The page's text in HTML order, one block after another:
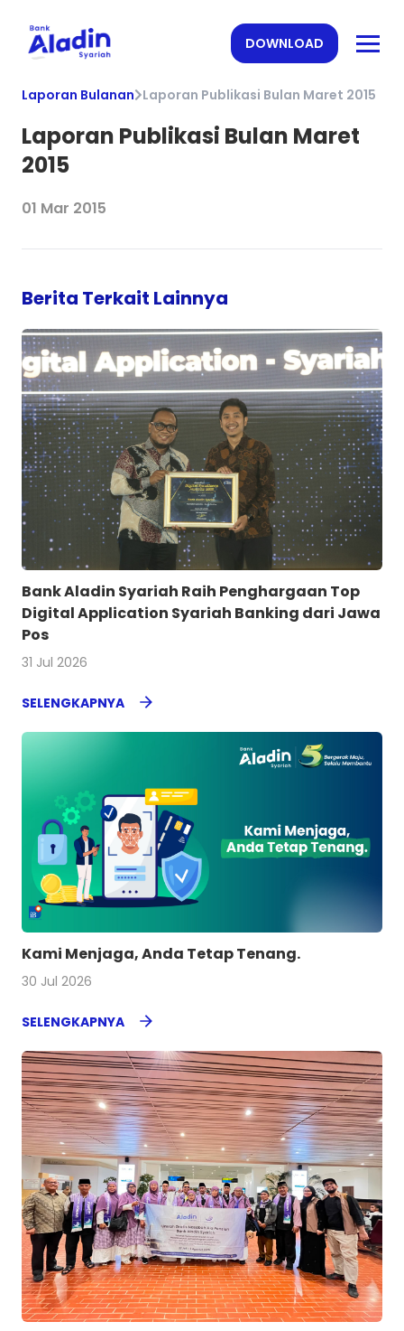
DOWNLOAD
Laporan Bulanan Laporan Publikasi Bulan Maret 2015
Laporan Publikasi Bulan Maret
2015
01 Mar 2015
Berita Terkait Lainnya
Bank Aladin Syariah Raih Penghargaan Top
Digital Application Syariah Banking dari Jawa
Pos
31 Jul 2026
SELENGKAPNYA
Kami Menjaga, Anda Tetap Tenang.
30 Jul 2026
SELENGKAPNYA